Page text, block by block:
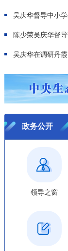
吴庆华督导中小
陈少荣吴庆华督
吴庆华在调研丹
政务公开
领导之窗